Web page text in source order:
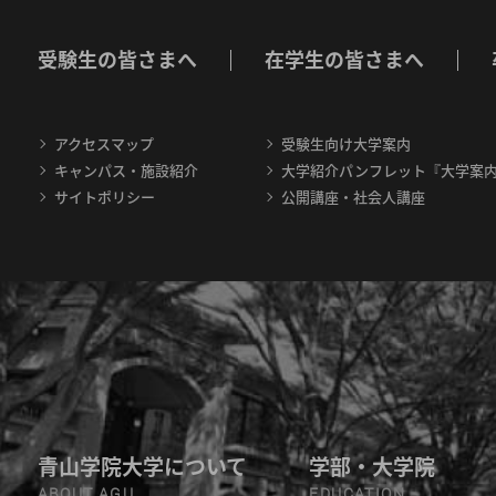
受験生の皆さまへ 在学生の皆さまへ
アクセスマップ
キャンパス・施設紹介
サイトポリシー
受験生向け大学案内
大学紹介パンフレット『大学案
公開講座・社会人講座
青山学院大学について 学部・大学院